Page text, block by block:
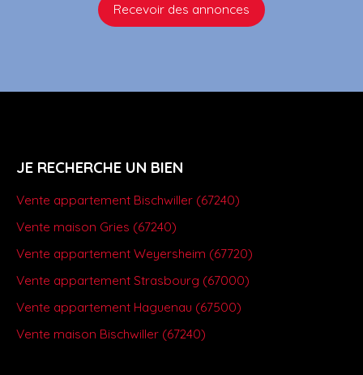
Recevoir des annonces
JE RECHERCHE UN BIEN
Vente appartement Bischwiller (67240)
Vente maison Gries (67240)
Vente appartement Weyersheim (67720)
Vente appartement Strasbourg (67000)
Vente appartement Haguenau (67500)
Vente maison Bischwiller (67240)